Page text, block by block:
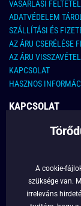
VÁSARLÁSI
ADATVÉDELEM
SZÁLLÍTÁSI ÉS
AZ ÁRU CSERÉLÉSE
AZ ÁRU
KAPCSOLAT
HASZNOS
KAPCSOLAT
E-MAIL CÍM:
FONTOS
RÓLUNK
BLOG
A cookie-
szüksége van.
irreleváns